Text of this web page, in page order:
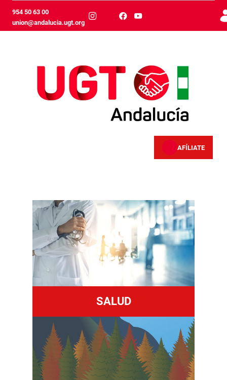
跳转到主内容
954 50 63 00
union@andalucia.ugt.org
AFÍLIATE
SALUD